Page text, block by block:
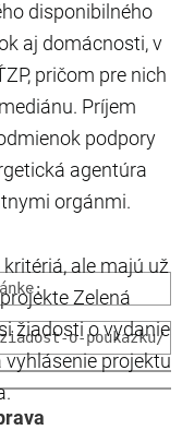
disponibilného
aj domácnosti, v
pričom pre nich
Príjem
podpory
agentúra
orgánmi.
ale majú už
Zelená
žiadosti o vydanie
projektu